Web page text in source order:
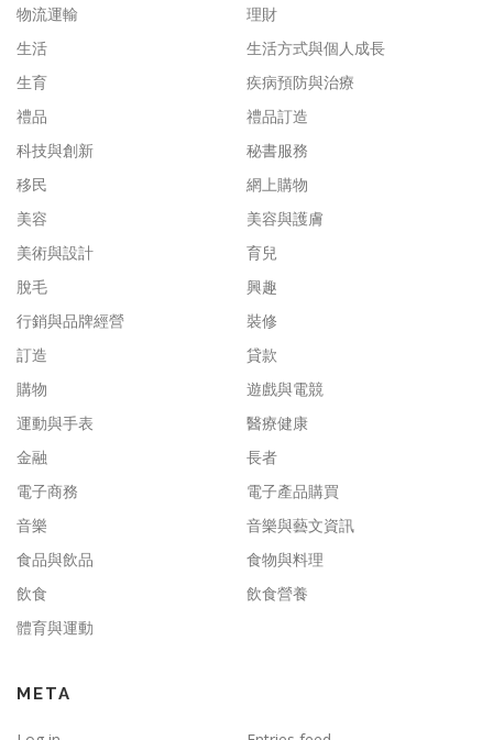
物流運輸
理財
生活
生活方式與個人成長
生育
疾病預防與治療
禮品
禮品訂造
科技與創新
秘書服務
移民
網上購物
美容
美容與護膚
美術與設計
育兒
脫毛
興趣
行銷與品牌經營
裝修
訂造
貸款
購物
遊戲與電競
運動與手表
醫療健康
金融
長者
電子商務
電子產品購買
音樂
音樂與藝文資訊
食品與飲品
食物與料理
飲食
飲食營養
體育與運動
META